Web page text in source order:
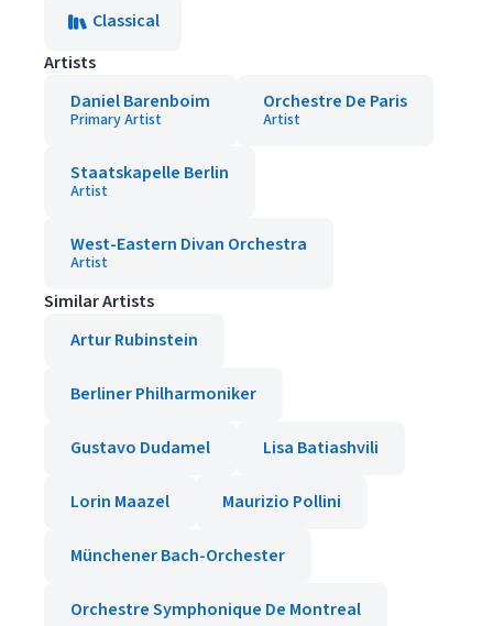
Classical
Artists
Daniel Barenboim
Primary Artist
Orchestre De Paris
Artist
Staatskapelle Berlin
Artist
West-Eastern Divan Orchestra
Artist
Similar Artists
Artur Rubinstein
Berliner Philharmoniker
Gustavo Dudamel Lisa Batiashvili
Lorin Maazel Maurizio Pollini
Münchener Bach-Orchester
Orchestre Symphonique De Montreal